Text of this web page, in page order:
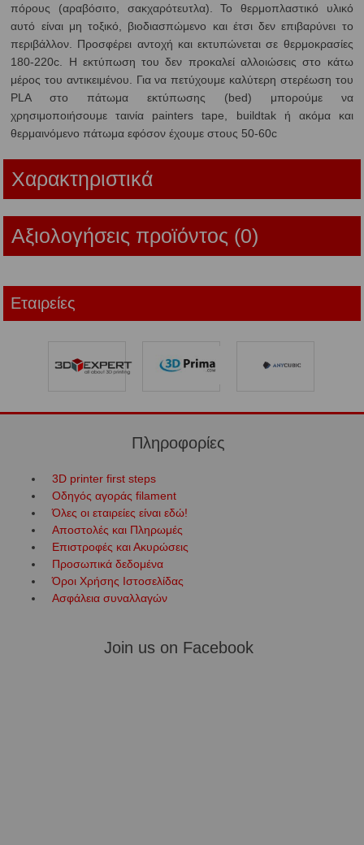
πόρους (αραβόσιτο, σακχαρότευτλα). Το θερμοπλαστικό υλικό
αυτό είναι μη τοξικό, βιοδιασπώμενο και έτσι δεν επιβαρύνει το
περιβάλλον. Προσφέρει αντοχή και εκτυπώνεται σε θερμοκρασίες
180-220c. Η εκτύπωση του δεν προκαλεί αλλοιώσεις στο κάτω
μέρος του αντικειμένου. Για να πετύχουμε καλύτερη στερέωση του
PLA στο πάτωμα εκτύπωσης (bed) μπορούμε να
χρησιμοποιήσουμε ταινία painters tape, buildtak ή ακόμα και
θερμαινόμενο πάτωμα εφόσον έχουμε στους 50-60c
Χαρακτηριστικά
Αξιολογήσεις προϊόντος (0)
Εταιρείες
Πληροφορίες
3D printer first steps
Οδηγός αγοράς filament
Όλες οι εταιρείες είναι εδώ!
Αποστολές και Πληρωμές
Επιστροφές και Ακυρώσεις
Προσωπικά δεδομένα
Όροι Χρήσης Ιστοσελίδας
Ασφάλεια συναλλαγών
Join us on Facebook